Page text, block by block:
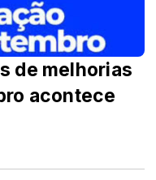
de melhorias
acontece